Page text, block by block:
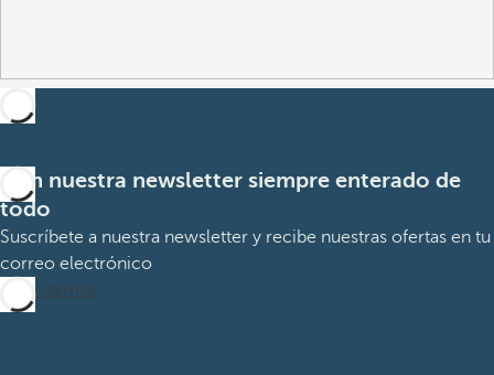
Con nuestra newsletter siempre enterado de
todo
Suscríbete a nuestra newsletter y recibe nuestras ofertas en tu
correo electrónico
Suscribirme